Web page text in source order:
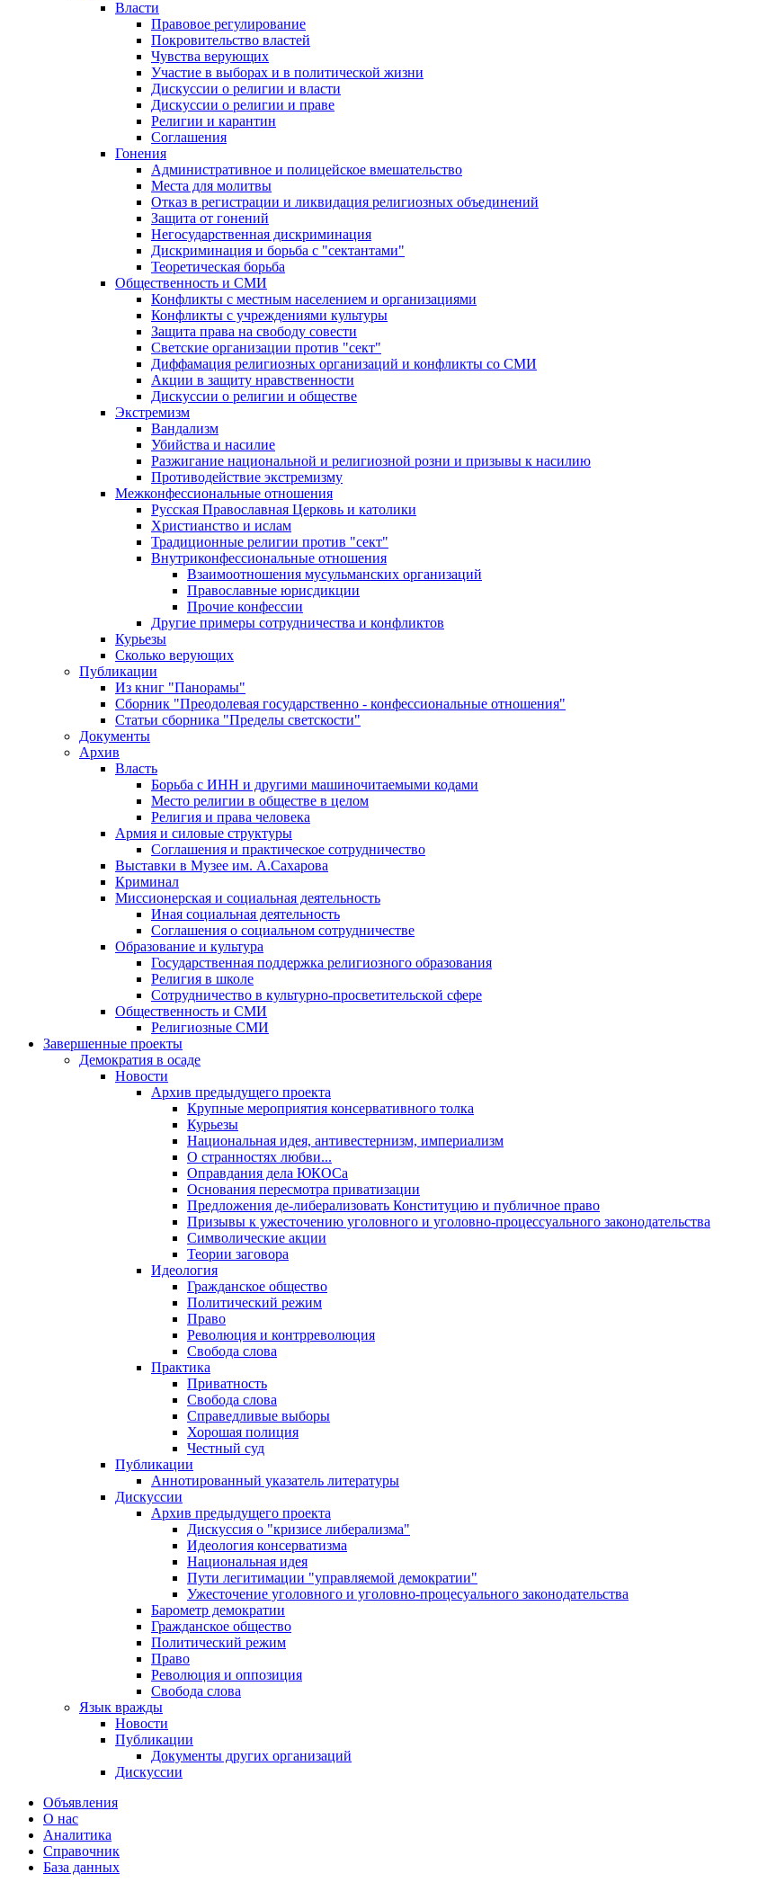
Власти
Правовое регулирование
Покровительство властей
Чувства верующих
Участие в выборах и в политической жизни
Дискуссии о религии и власти
Дискуссии о религии и праве
Религии и карантин
Соглашения
Гонения
Административное и полицейское вмешательство
Места для молитвы
Отказ в регистрации и ликвидация религиозных объединений
Защита от гонений
Негосударственная дискриминация
Дискриминация и борьба с "сектантами"
Теоретическая борьба
Общественность и СМИ
Конфликты с местным населением и организациями
Конфликты с учреждениями культуры
Защита права на свободу совести
Светские организации против "сект"
Диффамация религиозных организаций и конфликты со СМИ
Акции в защиту нравственности
Дискуссии о религии и обществе
Экстремизм
Вандализм
Убийства и насилие
Разжигание национальной и религиозной розни и призывы к насилию
Противодействие экстремизму
Межконфессиональные отношения
Русская Православная Церковь и католики
Христианство и ислам
Традиционные религии против "сект"
Внутриконфессиональные отношения
Взаимоотношения мусульманских организаций
Православные юрисдикции
Прочие конфессии
Другие примеры сотрудничества и конфликтов
Курьезы
Сколько верующих
Публикации
Из книг "Панорамы"
Сборник "Преодолевая государственно - конфессиональные отношения"
Статьи сборника "Пределы светскости"
Документы
Архив
Власть
Борьба с ИНН и другими машиночитаемыми кодами
Место религии в обществе в целом
Религия и права человека
Армия и силовые структуры
Соглашения и практическое сотрудничество
Выставки в Музее им. А.Сахарова
Криминал
Миссионерская и социальная деятельность
Иная социальная деятельность
Соглашения о социальном сотрудничестве
Образование и культура
Государственная поддержка религиозного образования
Религия в школе
Сотрудничество в культурно-просветительской сфере
Общественность и СМИ
Религиозные СМИ
Завершенные проекты
Демократия в осаде
Новости
Архив предыдущего проекта
Крупные мероприятия консервативного толка
Курьезы
Национальная идея, антивестернизм, империализм
О странностях любви...
Оправдания дела ЮКОСа
Основания пересмотра приватизации
Предложения де-либерализовать Конституцию и публичное право
Призывы к ужесточению уголовного и уголовно-процессуального законодательства
Символические акции
Теории заговора
Идеология
Гражданское общество
Политический режим
Право
Революция и контрреволюция
Свобода слова
Практика
Приватность
Свобода слова
Справедливые выборы
Хорошая полиция
Честный суд
Публикации
Аннотированный указатель литературы
Дискуссии
Архив предыдущего проекта
Дискуссия о "кризисе либерализма"
Идеология консерватизма
Национальная идея
Пути легитимации "управляемой демократии"
Ужесточение уголовного и уголовно-процесуального законодательства
Барометр демократии
Гражданское общество
Политический режим
Право
Революция и оппозиция
Свобода слова
Язык вражды
Новости
Публикации
Документы других организаций
Дискуссии
Объявления
О нас
Аналитика
Справочник
База данных